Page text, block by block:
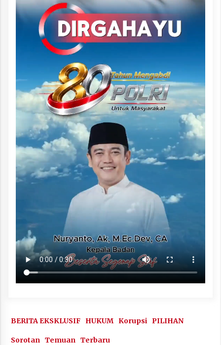
BERITA EKSKLUSIF HUKUM Korupsi PILIHAN
Sorotan Temuan Terbaru